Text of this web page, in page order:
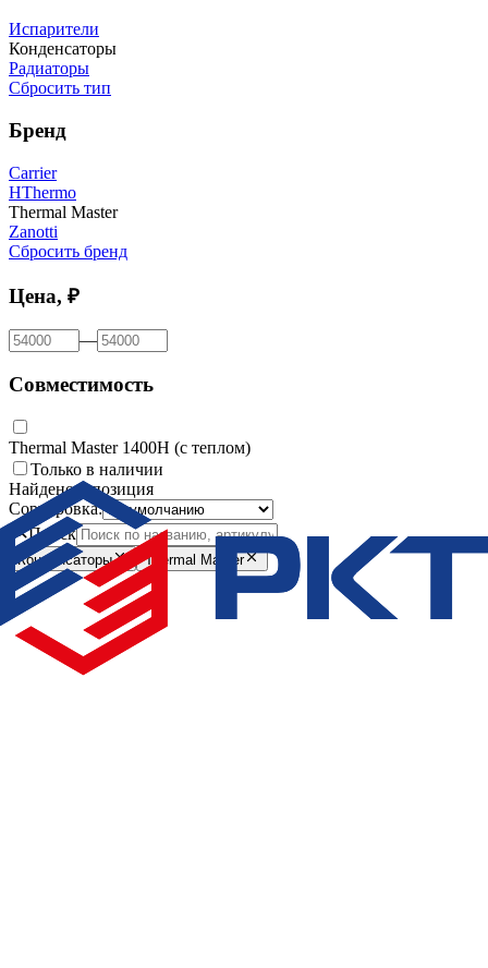
Испарители
Конденсаторы
Радиаторы
Сбросить тип
Бренд
Carrier
HThermo
Thermal Master
Zanotti
Сбросить бренд
Цена, ₽
—
Совместимость
Thermal Master 1400H (с теплом)
Только в наличии
Найдено1 позиция
Сортировка:
Поиск
Конденсаторы Thermal Master